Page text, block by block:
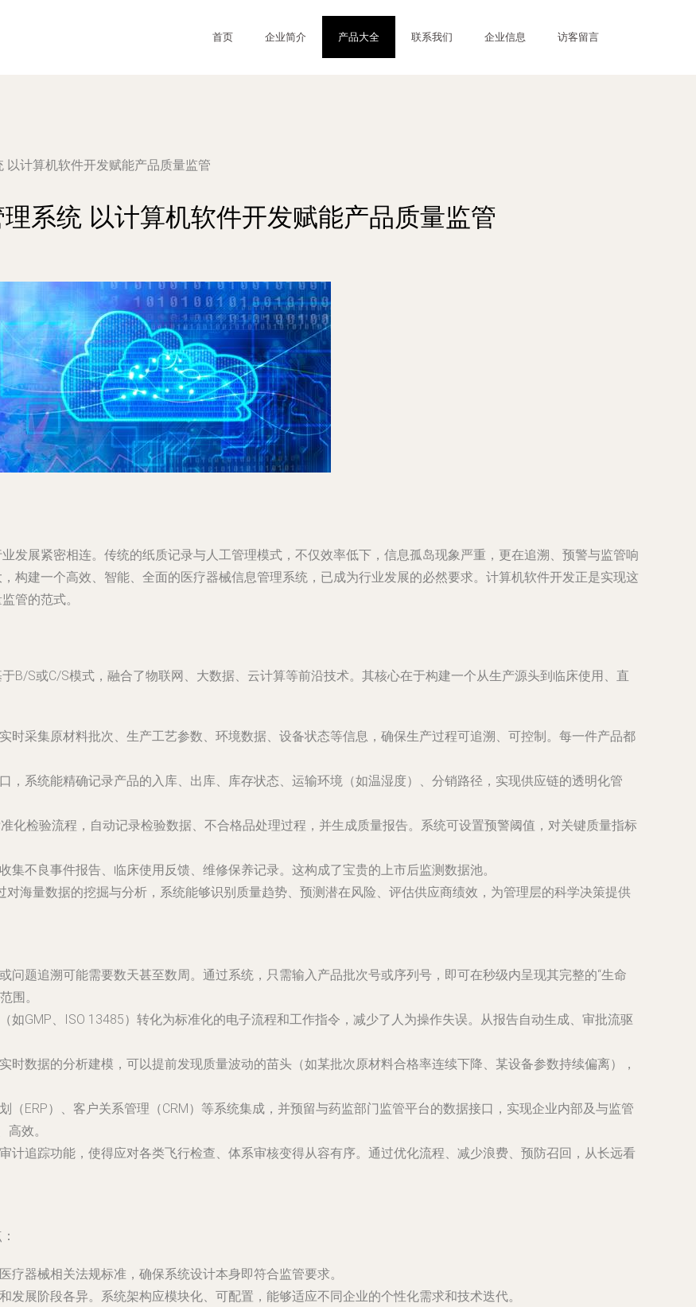
首页 企业简介 产品大全 联系我们 企业信息 访客留言
以计算机软件开发赋能产品质量监管
系统 以计算机软件开发赋能产品质量监管
发展紧密相连。传统的纸质记录与人工管理模式，不仅效率低下，信息孤岛现象严重，更在追溯、预警与监管响
构建一个高效、智能、全面的医疗器械信息管理系统，已成为行业发展的必然要求。计算机软件开发正是实现这
管的范式。
B/S或C/S模式，融合了物联网、大数据、云计算等前沿技术。其核心在于构建一个从生产源头到临床使用、直
时采集原材料批次、生产工艺参数、环境数据、设备状态等信息，确保生产过程可追溯、可控制。每一件产品都
，系统能精确记录产品的入库、出库、库存状态、运输环境（如温湿度）、分销路径，实现供应链的透明化管
化检验流程，自动记录检验数据、不合格品处理过程，并生成质量报告。系统可设置预警阈值，对关键质量指标
集不良事件报告、临床使用反馈、维修保养记录。这构成了宝贵的上市后监测数据池。
对海量数据的挖掘与分析，系统能够识别质量趋势、预测潜在风险、评估供应商绩效，为管理层的科学决策提供
问题追溯可能需要数天甚至数周。通过系统，只需输入产品批次号或序列号，即可在秒级内呈现其完整的“生命
围。
如GMP、ISO 13485）转化为标准化的电子流程和工作指令，减少了人为操作失误。从报告自动生成、审批流驱
时数据的分析建模，可以提前发现质量波动的苗头（如某批次原材料合格率连续下降、某设备参数持续偏离），
（ERP）、客户关系管理（CRM）等系统集成，并预留与药监部门监管平台的数据接口，实现企业内部及与监管
效。
计追踪功能，使得应对各类飞行检查、体系审核变得从容有序。通过优化流程、减少浪费、预防召回，从长远看
疗器械相关法规标准，确保系统设计本身即符合监管要求。
发展阶段各异。系统架构应模块化、可配置，能够适应不同企业的个性化需求和技术迭代。